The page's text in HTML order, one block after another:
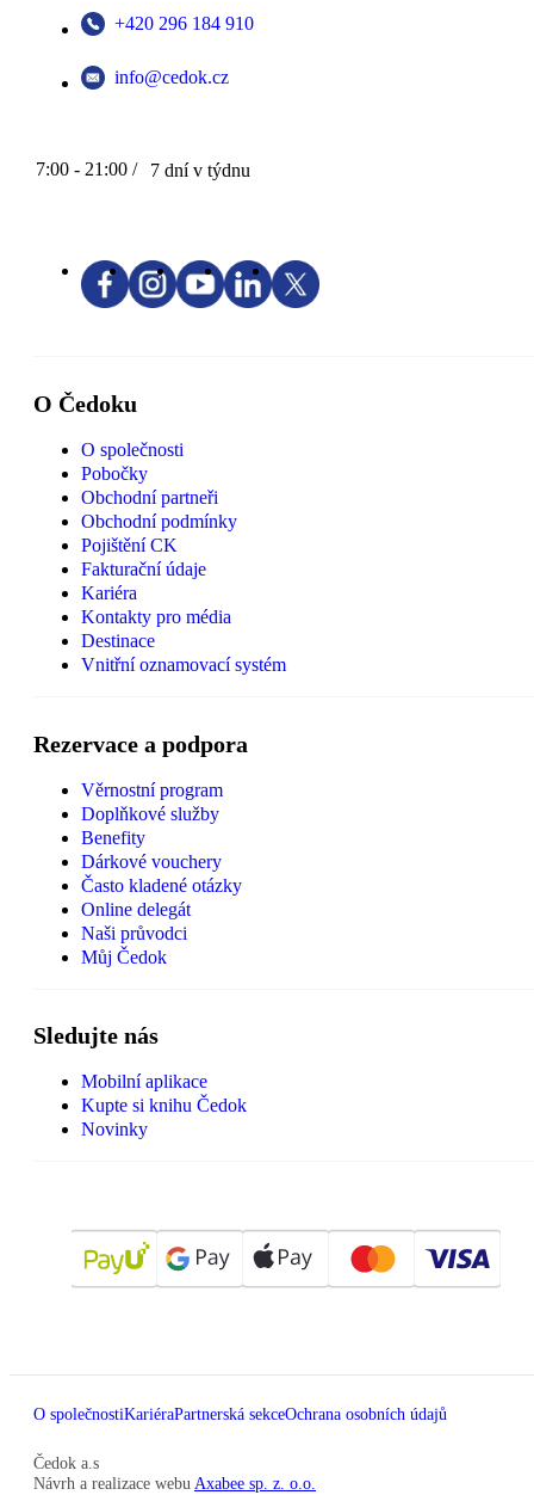
+420 296 184 910
info@cedok.cz
7:00 - 21:00 / 7 dní v týdnu
O Čedoku
O společnosti
Pobočky
Obchodní partneři
Obchodní podmínky
Pojištění CK
Fakturační údaje
Kariéra
Kontakty pro média
Destinace
Vnitřní oznamovací systém
Rezervace a podpora
Věrnostní program
Doplňkové služby
Benefity
Dárkové vouchery
Často kladené otázky
Online delegát
Naši průvodci
Můj Čedok
Sledujte nás
Mobilní aplikace
Kupte si knihu Čedok
Novinky
O společnostiKariéraPartnerská sekceOchrana osobních údajů
Čedok a.s
Návrh a realizace webu Axabee sp. z. o.o.